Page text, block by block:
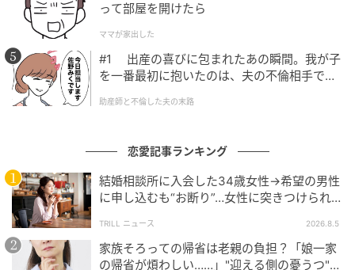
って部屋を開けたら
ママが家出した
#1 出産の喜びに包まれたあの瞬間。我が子
を一番最初に抱いたのは、夫の不倫相手でし
助産師と不倫した夫の末路
恋愛記事ランキング
結婚相談所に入会した34歳女性→希望の男性
に申し込むも“お断り”…女性に突きつけられた
TRILL ニュース 2026.8.5
家族そろっての帰省は老親の負担？「娘一家
の帰省が煩わしい……」"迎える側の憂うつ"の